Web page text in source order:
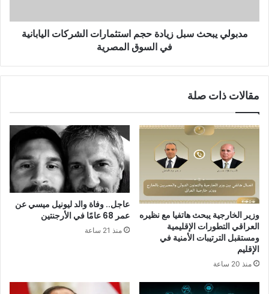
مدبولي يبحث سبل زيادة حجم استثمارات الشركات اليابانية
في السوق المصرية
مقالات ذات صلة
وزير الخارجية يبحث هاتفيا مع نظيره
العراقي التطورات الإقليمية
ومستقبل الترتيبات الأمنية في
الإقليم
منذ 20 ساعة
عاجل.. وفاة والد ليونيل ميسي عن
عمر 68 عامًا في الأرجنتين
منذ 21 ساعة